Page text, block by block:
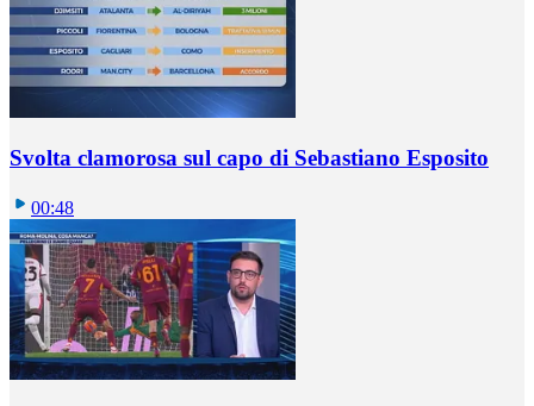
Svolta clamorosa sul capo di Sebastiano Esposito
00:48